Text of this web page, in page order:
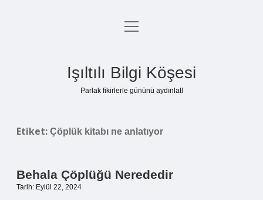
Anasayfa
Yasal Uyarı
menüyü
Işıltılı Bilgi Köşesi
Parlak fikirlerle gününü aydınlat!
Etiket: Çöplük kitabı ne anlatıyor
Behala Çöplüğü Nerededir
Tarih: Eylül 22, 2024